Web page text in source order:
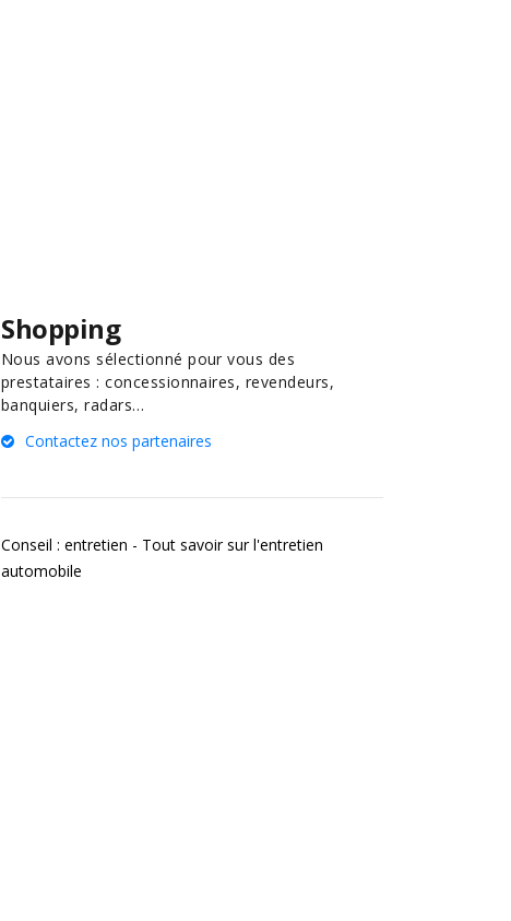
Shopping
Nous avons sélectionné pour vous des
prestataires : concessionnaires, revendeurs,
banquiers, radars…
Contactez nos partenaires
Conseil : entretien - Tout savoir sur l'entretien
automobile